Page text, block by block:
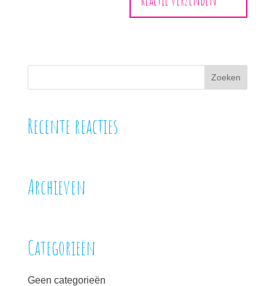
Recente reacties
Archieven
Categorieën
Geen categorieën